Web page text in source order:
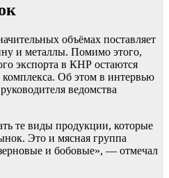
объёмах поставляет
и металлы. Помимо этого,
экспорта в КНР остаются
Об этом в интервью
ведомства
те виды продукции, которые
Это и мясная группа
и бобовые», — отмечал